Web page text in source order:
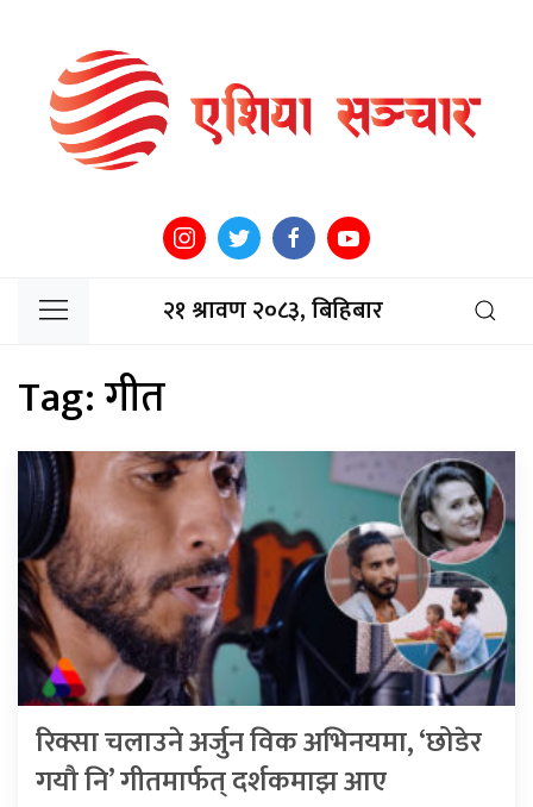
२१ श्रावण २०८३, बिहिबार
Tag:गीत
रिक्सा चलाउने अर्जुन विक अभिनयमा, ‘छोडेर
गयौ नि’ गीतमार्फत् दर्शकमाझ आए